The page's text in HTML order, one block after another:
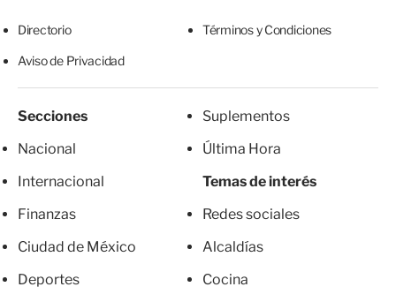
Directorio Términos y Condiciones
Aviso de Privacidad
Secciones
Nacional
Internacional
Finanzas
Ciudad de México
Deportes
Suplementos
Última Hora
Temas de interés
Redes sociales
Alcaldías
Cocina